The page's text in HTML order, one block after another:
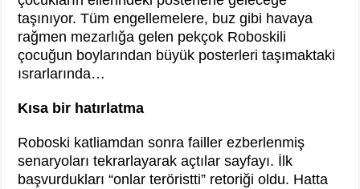
taşınıyor. Tüm engellemelere, buz gibi havaya
rağmen mezarlığa gelen pekçok Roboskili
çocuğun boylarından büyük posterleri taşımaktaki
ısrarlarında…
Kısa bir hatırlatma
Roboski katliamdan sonra failler ezberlenmiş
senaryoları tekrarlayarak açtılar sayfayı. İlk
başvurdukları “onlar teröristti” retoriği oldu. Hatta